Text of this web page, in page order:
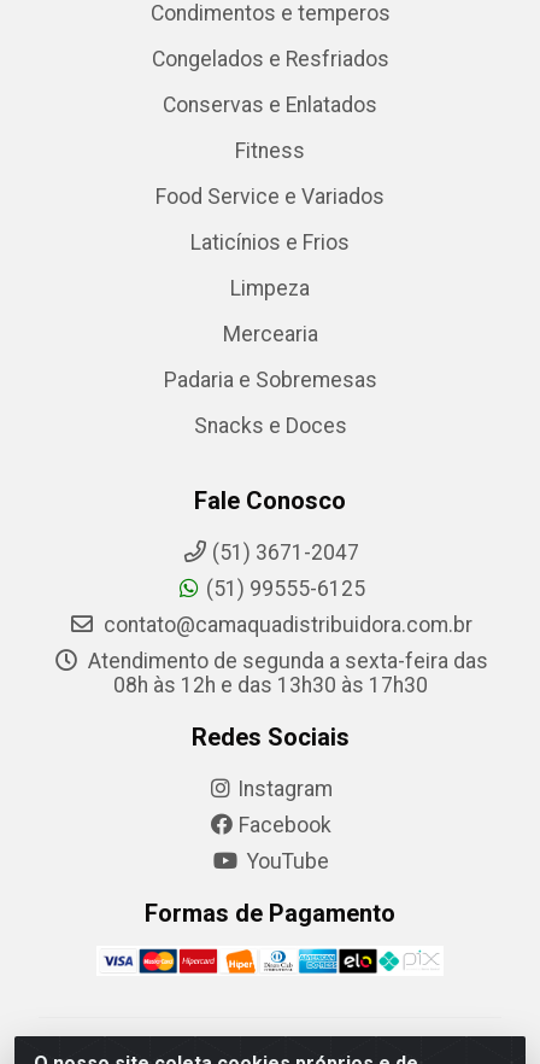
Condimentos e temperos
Congelados e Resfriados
Conservas e Enlatados
Fitness
Food Service e Variados
Laticínios e Frios
Limpeza
Mercearia
Padaria e Sobremesas
Snacks e Doces
Fale Conosco
(51) 3671-2047
(51) 99555-6125
contato@camaquadistribuidora.com.br
Atendimento de segunda a sexta-feira das
08h às 12h e das 13h30 às 17h30
Redes Sociais
Instagram
Facebook
YouTube
Formas de Pagamento
Camaquã Distribuidora Ltda - Avenida Conego Luiz W